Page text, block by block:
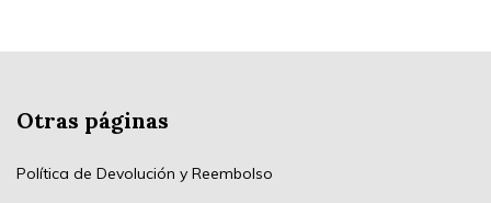
Otras páginas
Política de Devolución y Reembolso